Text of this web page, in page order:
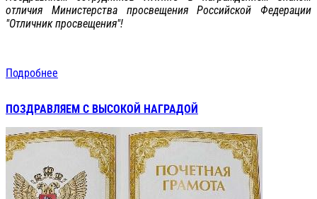
отличия Министерства просвещения Российской Федерации
"Отличник просвещения"!
Подробнее
ПОЗДРАВЛЯЕМ С ВЫСОКОЙ НАГРАДОЙ